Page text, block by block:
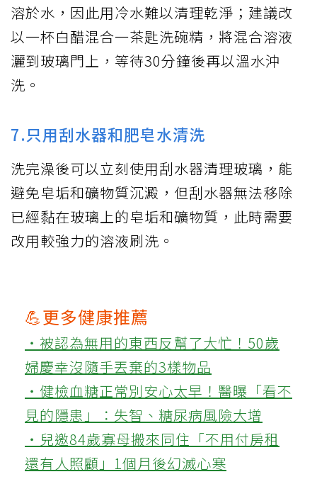
溶於水，因此用冷水難以清理乾淨；建議改
以一杯白醋混合一茶匙洗碗精，將混合溶液
灑到玻璃門上，等待30分鐘後再以溫水沖
洗。
7.只用刮水器和肥皂水清洗
洗完澡後可以立刻使用刮水器清理玻璃，能
避免皂垢和礦物質沉澱，但刮水器無法移除
已經黏在玻璃上的皂垢和礦物質，此時需要
改用較強力的溶液刷洗。
💪更多健康推薦
‧被認為無用的東西反幫了大忙！50歲
婦慶幸沒隨手丟棄的3樣物品
‧健檢血糖正常別安心太早！醫曝「看不
見的隱患」：失智、糖尿病風險大增
‧兒邀84歲寡母搬來同住「不用付房租
還有人照顧」1個月後幻滅心寒